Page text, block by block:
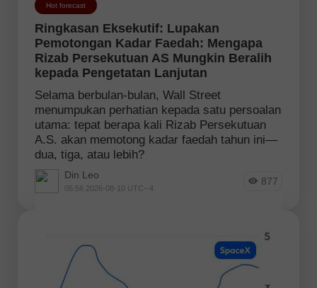
Hot forecast
Ringkasan Eksekutif: Lupakan
Pemotongan Kadar Faedah: Mengapa
Rizab Persekutuan AS Mungkin Beralih
kepada Pengetatan Lanjutan
Selama berbulan-bulan, Wall Street
menumpukan perhatian kepada satu persoalan
utama: tepat berapa kali Rizab Persekutuan
A.S. akan memotong kadar faedah tahun ini—
dua, tiga, atau lebih?
Din Leo
05:56 2026-08-10 UTC--4
877